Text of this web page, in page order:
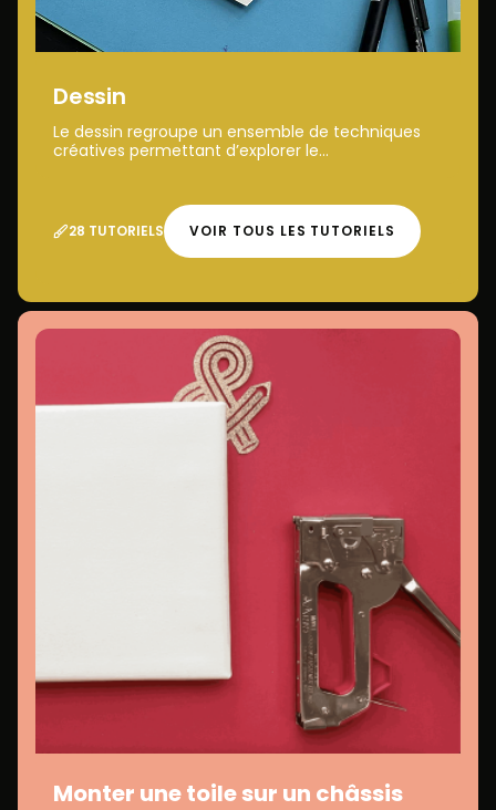
Dessin
Le dessin regroupe un ensemble de techniques
créatives permettant d’explorer le...
28 TUTORIELS VOIR TOUS LES TUTORIELS
Monter une toile sur un châssis